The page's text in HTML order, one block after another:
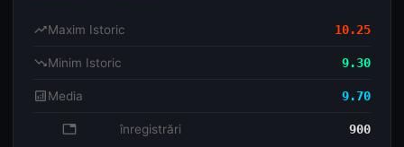
trending_upMaxim Istoric 10.25
trending_downMinim Istoric 9.30
analyticsMedia 9.70
database înregistrări 900